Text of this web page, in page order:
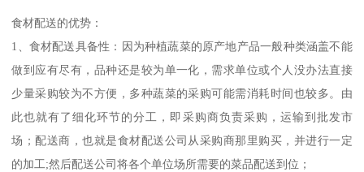
食材配送的优势：
1、食材配送具备性：因为种植蔬菜的原产地产品一般种类涵盖不能
做到应有尽有，品种还是较为单一化，需求单位或个人没办法直接
少量采购较为不方便，多种蔬菜的采购可能需消耗时间也较多。由
此也就有了细化环节的分工，即采购商负责采购，运输到批发市
场；配送商，也就是食材配送公司从采购商那里购买，并进行一定
的加工;然后配送公司将各个单位场所需要的菜品配送到位；